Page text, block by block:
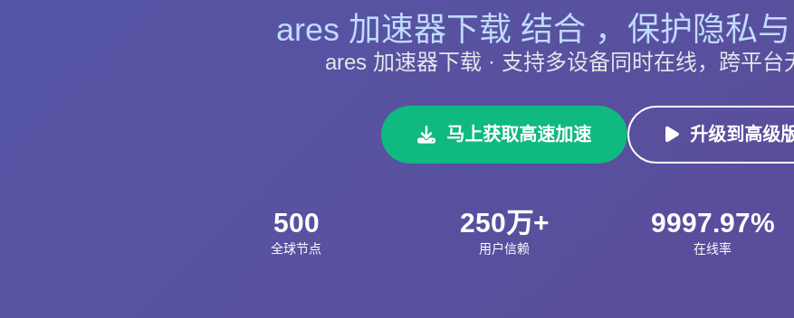
ares 加速器下载 结合 ，保护隐私与
ares 加速器下载 · 支持多设备同时在线，跨平台
马上获取高速加速 升级到高级
500
全球节点
250万+
用户信赖
9997.97%
在线率